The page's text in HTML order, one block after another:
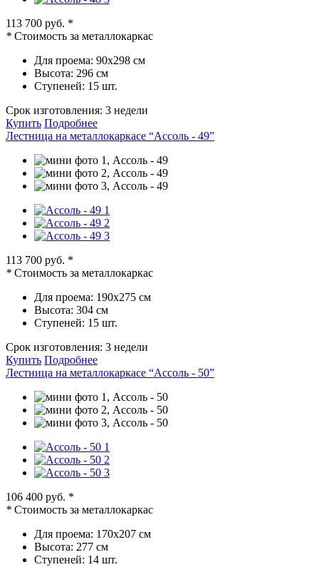
113 700 руб. *
* Стоимость за металлокаркас
Для проема: 90х298 см
Высота: 296 см
Ступеней: 15 шт.
Срок изготовления: 3 недели
Купить Подробнее
Лестница на металлокаркасе “Ассоль - 49”
113 700 руб. *
* Стоимость за металлокаркас
Для проема: 190х275 см
Высота: 304 см
Ступеней: 15 шт.
Срок изготовления: 3 недели
Купить Подробнее
Лестница на металлокаркасе “Ассоль - 50”
106 400 руб. *
* Стоимость за металлокаркас
Для проема: 170х207 см
Высота: 277 см
Ступеней: 14 шт.